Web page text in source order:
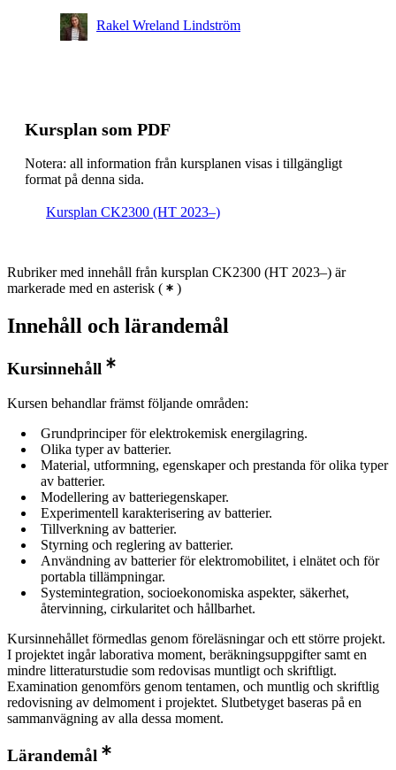
Rakel Wreland Lindström
Kursplan som PDF
Notera: all information från kursplanen visas i tillgängligt
format på denna sida.
Kursplan CK2300 (HT 2023–)
Rubriker med innehåll från kursplan CK2300 (HT 2023–) är
markerade med en asterisk ( )
Innehåll och lärandemål
Kursinnehåll
Kursen behandlar främst följande områden:
Grundprinciper för elektrokemisk energilagring.
Olika typer av batterier.
Material, utformning, egenskaper och prestanda för olika typer
av batterier.
Modellering av batteriegenskaper.
Experimentell karakterisering av batterier.
Tillverkning av batterier.
Styrning och reglering av batterier.
Användning av batterier för elektromobilitet, i elnätet och för
portabla tillämpningar.
Systemintegration, socioekonomiska aspekter, säkerhet,
återvinning, cirkularitet och hållbarhet.
Kursinnehållet förmedlas genom föreläsningar och ett större projekt.
I projektet ingår laborativa moment, beräkningsuppgifter samt en
mindre litteraturstudie som redovisas muntligt och skriftligt.
Examination genomförs genom tentamen, och muntlig och skriftlig
redovisning av delmoment i projektet. Slutbetyget baseras på en
sammanvägning av alla dessa moment.
Lärandemål